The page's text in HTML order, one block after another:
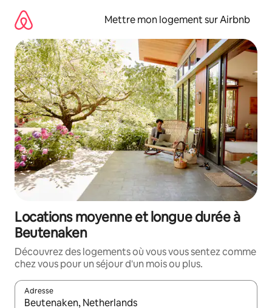
directement
contenu
Mettre mon logement sur Airbnb
Locations moyenne et longue durée à
Beutenaken
Découvrez des logements où vous vous sentez comme
chez vous pour un séjour d'un mois ou plus.
Adresse
Lorsque les résultats s'affichent, utilisez les flèches vers le